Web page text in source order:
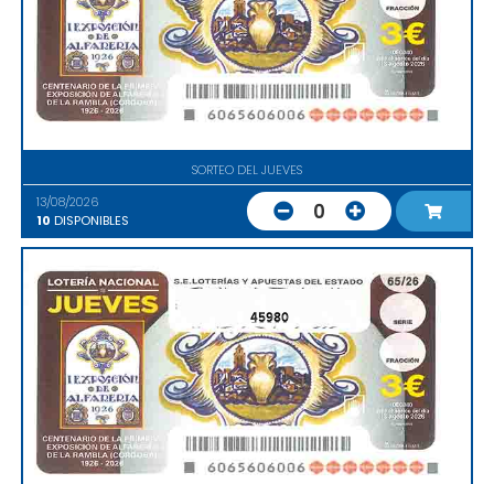
SORTEO DEL JUEVES
13/08/2026
10 DISPONIBLES 0
45980